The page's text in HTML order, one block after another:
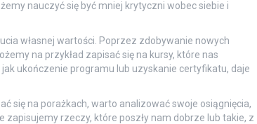
nauczyć się być mniej krytyczni wobec siebie i
własnej wartości. Poprzez zdobywanie nowych
na przykład zapisać się na kursy, które nas
ukończenie programu lub uzyskanie certyfikatu, daje
się na porażkach, warto analizować swoje osiągnięcia,
rzeczy, które poszły nam dobrze lub takie, z